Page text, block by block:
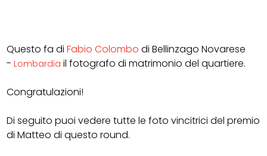
Questo fa di Fabio Colombo di Bellinzago Novarese
- Lombardia il fotografo di matrimonio del quartiere.
Congratulazioni!
Di seguito puoi vedere tutte le foto vincitrici del premio
di Matteo di questo round.